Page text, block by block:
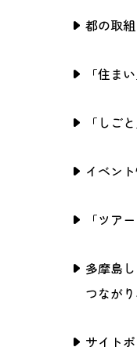
都の取組
「住ま
「しご
イベン
「ツア
多摩島
つなが
サイト